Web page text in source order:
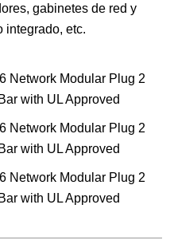
gabinetes de red y
integrado, etc.